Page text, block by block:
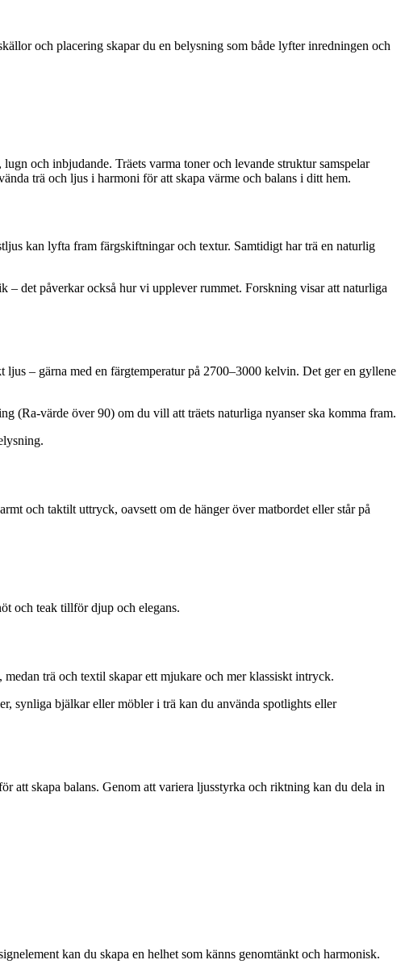
och placering skapar du en belysning som både lyfter inredningen och
och inbjudande. Träets varma toner och levande struktur samspelar
trä och ljus i harmoni för att skapa värme och balans i ditt hem.
kan lyfta fram färgskiftningar och textur. Samtidigt har trä en naturlig
– det påverkar också hur vi upplever rummet. Forskning visar att naturliga
– gärna med en färgtemperatur på 2700–3000 kelvin. Det ger en gyllene
(Ra-värde över 90) om du vill att träets naturliga nyanser ska komma fram.
och taktilt uttryck, oavsett om de hänger över matbordet eller står på
och teak tillför djup och elegans.
trä och textil skapar ett mjukare och mer klassiskt intryck.
synliga bjälkar eller möbler i trä kan du använda spotlights eller
att skapa balans. Genom att variera ljusstyrka och riktning kan du dela in
kan du skapa en helhet som känns genomtänkt och harmonisk.